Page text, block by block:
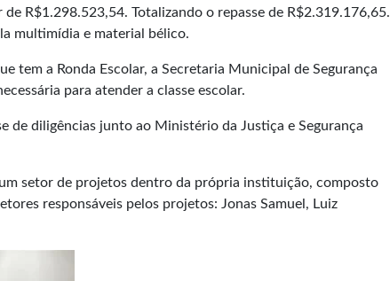
R$1.298.523,54. Totalizando o repasse de R$2.319.176,65.
multimídia e material bélico.
tem a Ronda Escolar, a Secretaria Municipal de Segurança
para atender a classe escolar.
de diligências junto ao Ministério da Justiça e Segurança
setor de projetos dentro da própria instituição, composto
responsáveis pelos projetos: Jonas Samuel, Luiz